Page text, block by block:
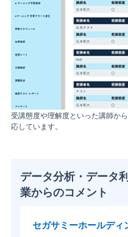
受講態度や理解度といった講師か
応しています。
データ分析・データ
業からのコメント
セガサミーホールディ